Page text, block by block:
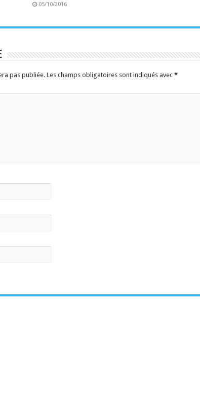
05/10/2016
pas publiée. Les champs obligatoires sont indiqués avec *